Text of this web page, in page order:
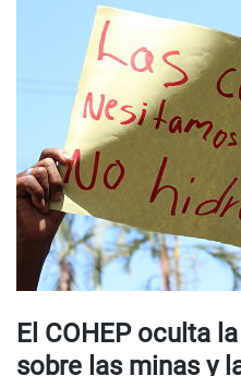
El COHEP oculta
sobre las minas y